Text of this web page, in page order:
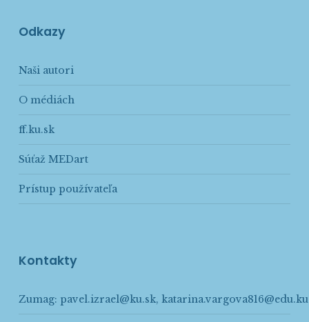
Odkazy
Naši autori
O médiách
ff.ku.sk
Súťaž MEDart
Prístup používateľa
Kontakty
Zumag: pavel.izrael@ku.sk,